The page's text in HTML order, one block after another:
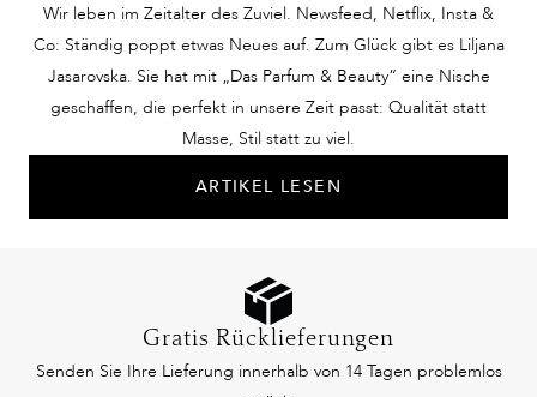
Wir leben im Zeitalter des Zuviel. Newsfeed, Netflix, Insta &
Co: Ständig poppt etwas Neues auf. Zum Glück gibt es Liljana
Jasarovska. Sie hat mit „Das Parfum & Beauty“ eine Nische
geschaffen, die perfekt in unsere Zeit passt: Qualität statt
Masse, Stil statt zu viel.
ARTIKEL LESEN
Gratis Rücklieferungen
Senden Sie Ihre Lieferung innerhalb von 14 Tagen problemlos